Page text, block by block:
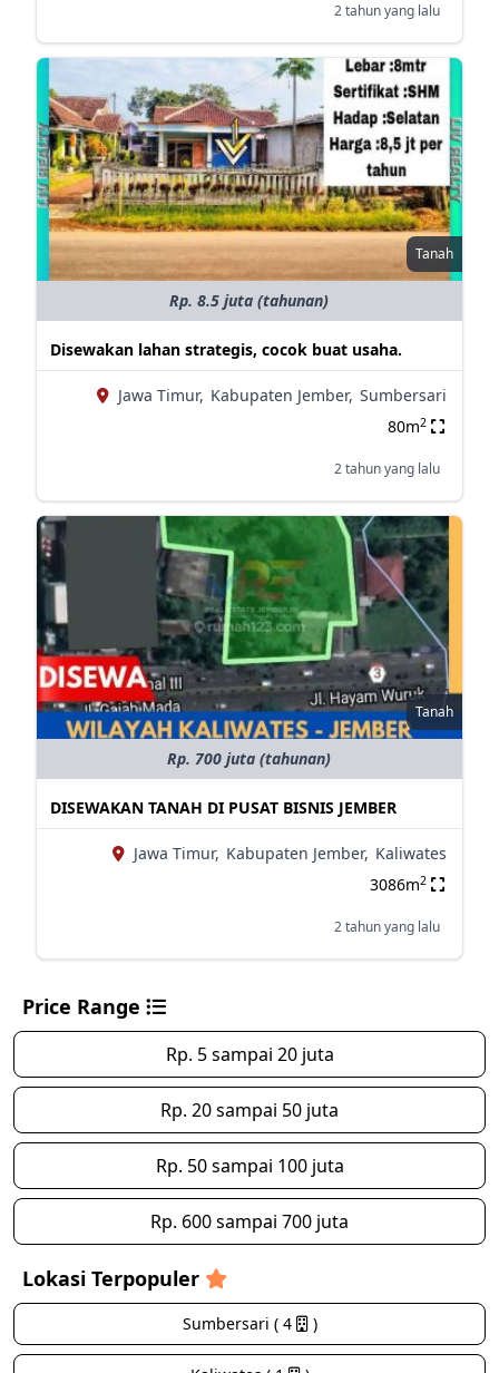
2 tahun yang lalu
Tanah
Rp. 8.5 juta (tahunan)
Disewakan lahan strategis, cocok buat usaha.
Jawa Timur, Kabupaten Jember, Sumbersari
80m2
2 tahun yang lalu
Tanah
Rp. 700 juta (tahunan)
DISEWAKAN TANAH DI PUSAT BISNIS JEMBER
Jawa Timur, Kabupaten Jember, Kaliwates
3086m2
2 tahun yang lalu
Price Range
Rp. 5 sampai 20 juta
Rp. 20 sampai 50 juta
Rp. 50 sampai 100 juta
Rp. 600 sampai 700 juta
Lokasi Terpopuler
Sumbersari ( 4 )